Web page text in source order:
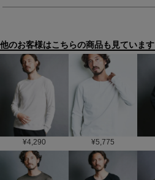
他のお客様はこちらの商品も見ています
¥4,290 ¥5,775